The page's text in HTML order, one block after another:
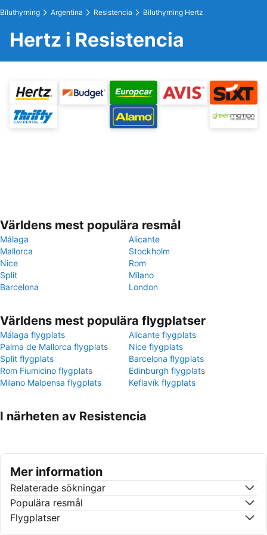
Biluthyrning Argentina Resistencia Biluthyrning Hertz
Hertz i Resistencia
Världens mest populära resmål
Málaga
Alicante
Mallorca
Stockholm
Nice
Rom
Split
Milano
Barcelona
London
Världens mest populära flygplatser
Málaga flygplats
Alicante flygplats
Palma de Mallorca flygplats
Nice flygplats
Split flygplats
Barcelona flygplats
Rom Fiumicino flygplats
Edinburgh flygplats
Milano Malpensa flygplats
Keflavík flygplats
I närheten av Resistencia
Mer information
Relaterade sökningar
Populära resmål
Flygplatser